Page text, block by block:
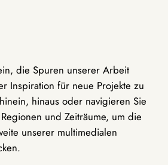
die Spuren unserer Arbeit
Inspiration für neue Projekte zu
hinaus oder navigieren Sie
und Zeiträume, um die
unserer multimedialen